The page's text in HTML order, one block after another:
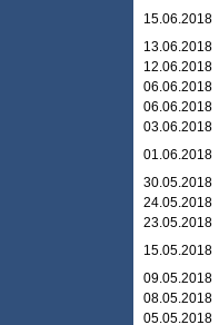
15.06.2018
13.06.2018
12.06.2018
06.06.2018
06.06.2018
03.06.2018
01.06.2018
30.05.2018
24.05.2018
23.05.2018
15.05.2018
09.05.2018
08.05.2018
05.05.2018